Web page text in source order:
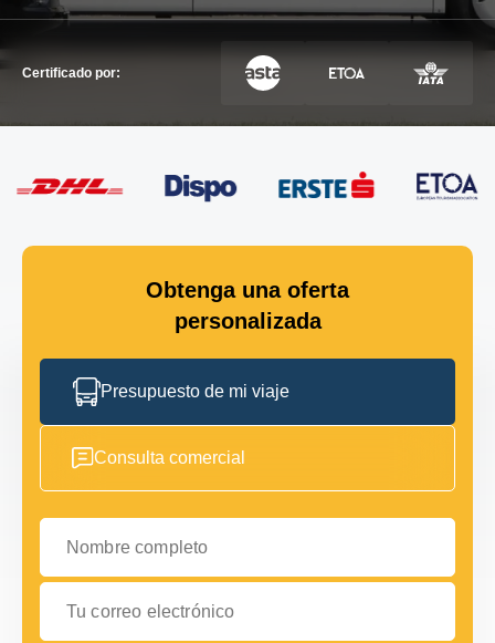
Certificado por:
Obtenga una oferta
personalizada
Presupuesto de mi viaje
Consulta comercial
Nombre completo
Tu correo electrónico